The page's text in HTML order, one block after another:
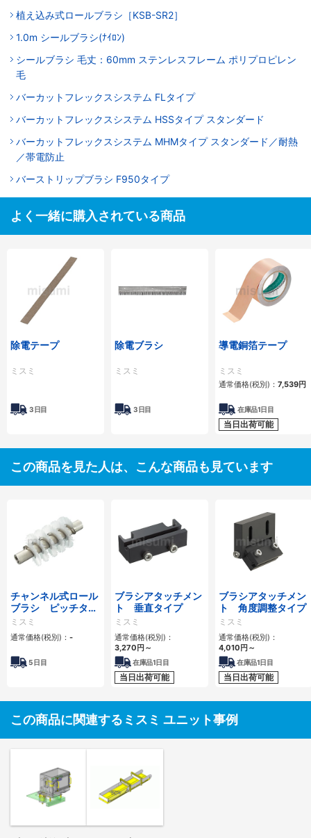
植え込み式ロールブラシ［KSB-SR2］
1.0m シールブラシ(ﾅｲﾛﾝ)
シールブラシ 毛丈：60mm ステンレスフレーム ポリプロピレン
毛
バーカットフレックスシステム FLタイプ
バーカットフレックスシステム HSSタイプ スタンダード
バーカットフレックスシステム MHMタイプ スタンダード／耐熱
／帯電防止
バーストリップブラシ F950タイプ
よく一緒に購入されている商品
除電テープ
ミスミ
3日目
除電ブラシ
ミスミ
3日目
導電銅箔テープ
ミスミ
通常価格(税別)： 7,539円
在庫品1日目
当日出荷可能
この商品を見た人は、こんな商品も見ています
チャンネル式ロール
ブラシ ピッチタイ
プ
ミスミ
通常価格(税別)： -
5日目
ブラシアタッチメン
ト 垂直タイプ
ミスミ
通常価格(税別)：
3,270 円 ～
在庫品1日目
当日出荷可能
ブラシアタッチメン
ト 角度調整タイプ
ミスミ
通常価格(税別)：
4,010 円 ～
在庫品1日目
当日出荷可能
この商品に関連するミスミ ユニット事例